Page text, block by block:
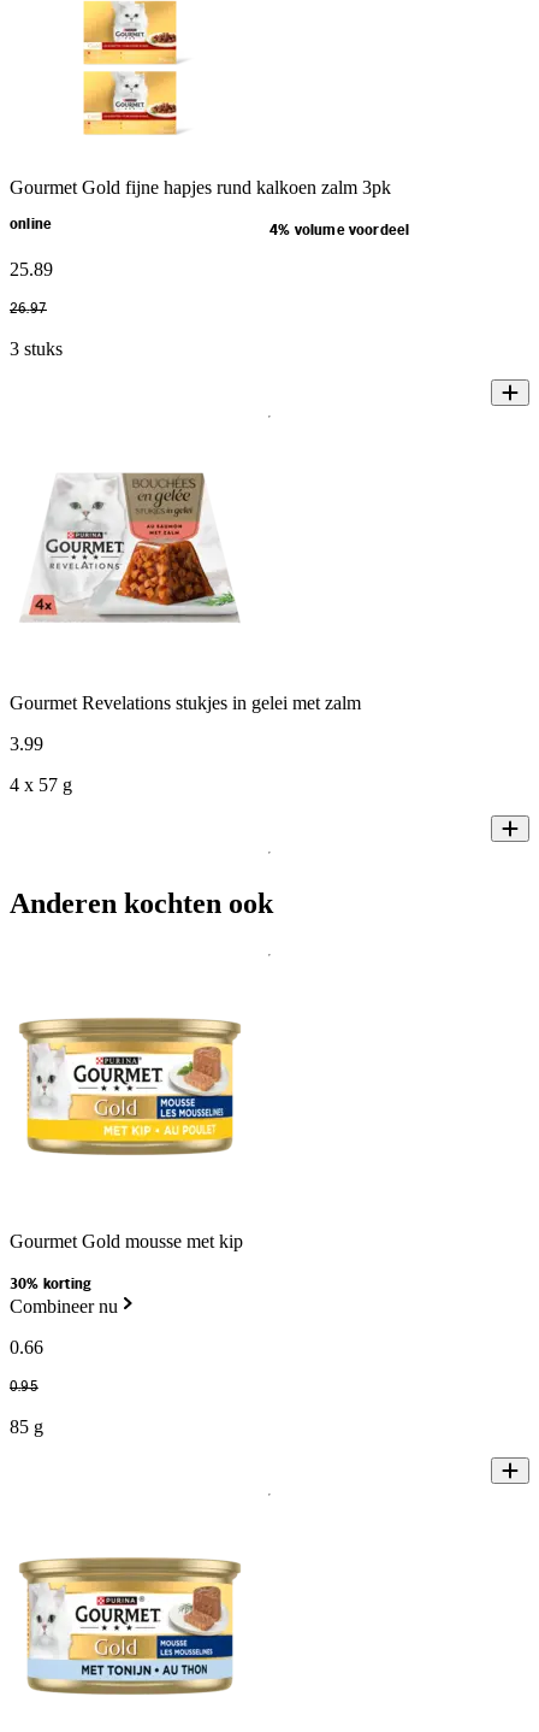
Gourmet Gold fijne hapjes rund kalkoen zalm 3pk
online 4% volume voordeel
25.89
26.97
3 stuks
Gourmet Revelations stukjes in gelei met zalm
3.99
4 x 57 g
Anderen kochten ook
Gourmet Gold mousse met kip
30% korting
Combineer nu
0.66
0.95
85 g